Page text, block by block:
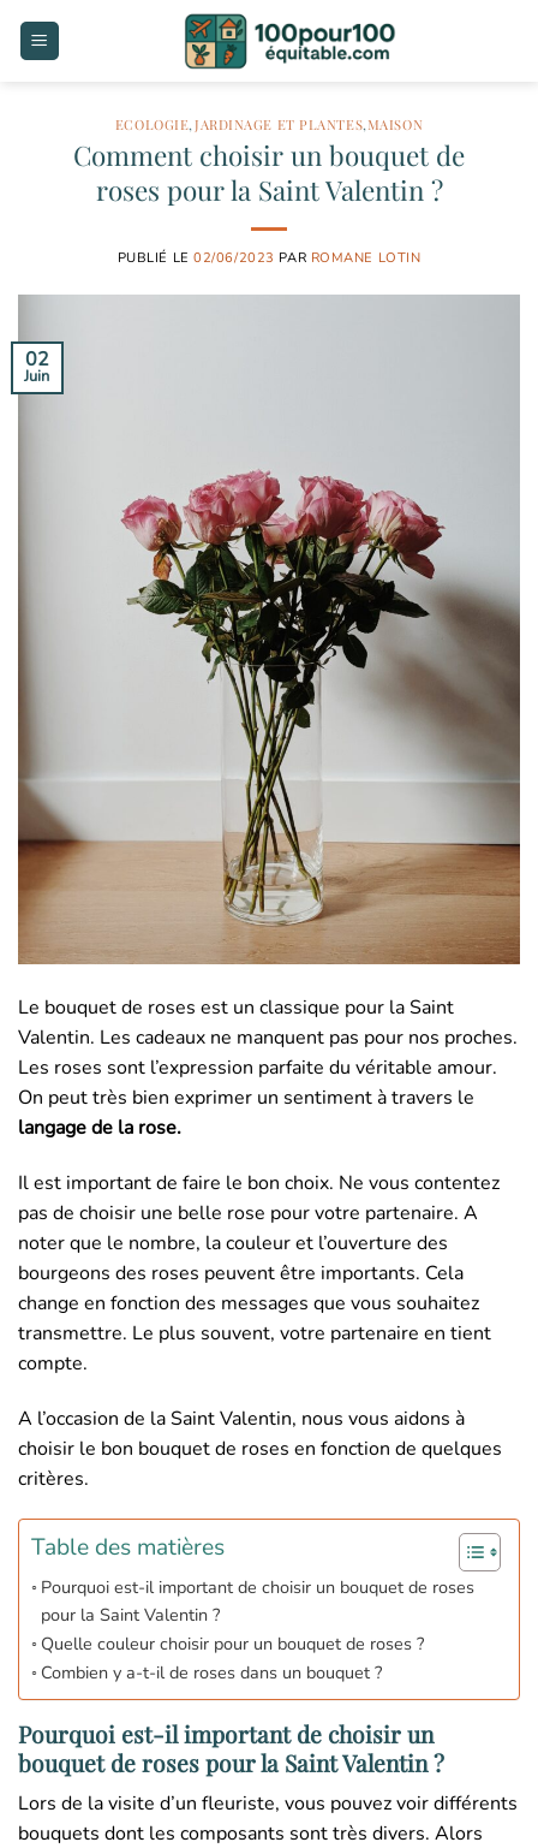
ECOLOGIE,JARDINAGE ET PLANTES,MAISON
Comment choisir un bouquet de
roses pour la Saint Valentin ?
PUBLIÉ LE02/06/2023 PAR ROMANE LOTIN
02
Juin
Le bouquet de roses est un classique pour la Saint
Valentin. Les cadeaux ne manquent pas pour nos proches.
Les roses sont l’expression parfaite du véritable amour.
On peut très bien exprimer un sentiment à travers le
langage de la rose.
Il est important de faire le bon choix. Ne vous contentez
pas de choisir une belle rose pour votre partenaire. A
noter que le nombre, la couleur et l’ouverture des
bourgeons des roses peuvent être importants. Cela
change en fonction des messages que vous souhaitez
transmettre. Le plus souvent, votre partenaire en tient
compte.
A l’occasion de la Saint Valentin, nous vous aidons à
choisir le bon bouquet de roses en fonction de quelques
critères.
Table des matières
Pourquoi est-il important de choisir un bouquet de roses
pour la Saint Valentin ?
Quelle couleur choisir pour un bouquet de roses ?
Combien y a-t-il de roses dans un bouquet ?
Pourquoi est-il important de choisir un
bouquet de roses pour la Saint Valentin ?
Lors de la visite d’un fleuriste, vous pouvez voir différents
bouquets dont les composants sont très divers. Alors